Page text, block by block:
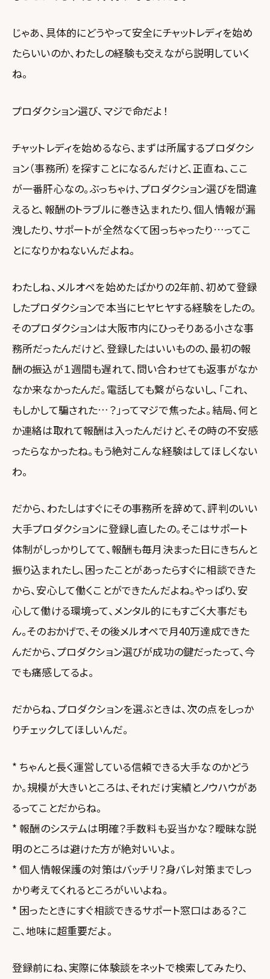
じゃあ、具体的にどうやって安全にチャットレディを始め
たらいいのか、わたしの経験も交えながら説明していく
ね。
プロダクション選び、マジで命だよ！
チャットレディを始めるなら、まずは所属するプロダクシ
ョン（事務所）を探すことになるんだけど、正直ね、ここ
が一番肝心なの。ぶっちゃけ、プロダクション選びを間違
えると、報酬のトラブルに巻き込まれたり、個人情報が漏
洩したり、サポートが全然なくて困っちゃったり…ってこ
とになりかねないんだよね。
わたしね、メルオペを始めたばかりの2年前、初めて登録
したプロダクションで本当にヒヤヒヤする経験をしたの。
そのプロダクションは大阪市内にひっそりある小さな事
務所だったんだけど、登録したはいいものの、最初の報
酬の振込が１週間も遅れて、問い合わせても返事がなか
なか来なかったんだ。電話しても繋がらないし、「これ、
もしかして騙された…？」ってマジで焦ったよ。結局、何と
か連絡は取れて報酬は入ったんだけど、その時の不安感
ったらなかったね。もう絶対こんな経験はしてほしくない
わ。
だから、わたしはすぐにその事務所を辞めて、評判のいい
大手プロダクションに登録し直したの。そこはサポート
体制がしっかりしてて、報酬も毎月決まった日にきちんと
振り込まれたし、困ったことがあったらすぐに相談できた
から、安心して働くことができたんだよね。やっぱり、安
心して働ける環境って、メンタル的にもすごく大事だも
ん。そのおかげで、その後メルオペで月40万達成できた
んだから、プロダクション選びが成功の鍵だったって、今
でも痛感してるよ。
だからね、プロダクションを選ぶときは、次の点をしっか
りチェックしてほしいんだ。
* ちゃんと長く運営している信頼できる大手なのかどう
か。規模が大きいところは、それだけ実績とノウハウがあ
るってことだからね。
* 報酬のシステムは明確？手数料も妥当かな？曖昧な説
明のところは避けた方が絶対いいよ。
* 個人情報保護の対策はバッチリ？身バレ対策までしっ
かり考えてくれるところがいいよね。
* 困ったときにすぐ相談できるサポート窓口はある？こ
こ、地味に超重要だよ。
登録前にね、実際に体験談をネットで検索してみたり、